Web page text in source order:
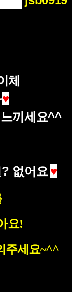
체
♥
끼세요^^
없어요 ♥
요!
주세요~^^